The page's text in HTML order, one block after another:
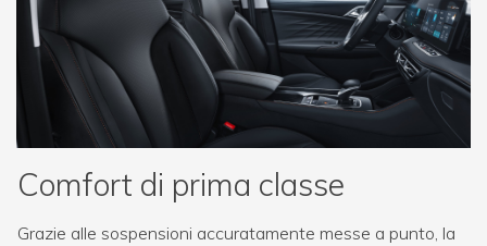
Comfort di prima classe
Grazie alle sospensioni accuratamente messe a punto, la